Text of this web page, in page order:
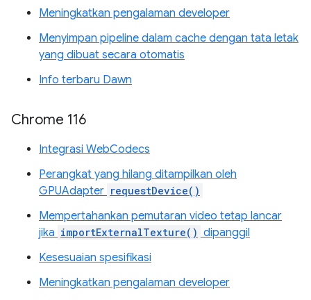
Meningkatkan pengalaman developer
Menyimpan pipeline dalam cache dengan tata letak
yang dibuat secara otomatis
Info terbaru Dawn
Chrome 116
Integrasi WebCodecs
Perangkat yang hilang ditampilkan oleh
GPUAdapter requestDevice()
Mempertahankan pemutaran video tetap lancar
jika importExternalTexture() dipanggil
Kesesuaian spesifikasi
Meningkatkan pengalaman developer